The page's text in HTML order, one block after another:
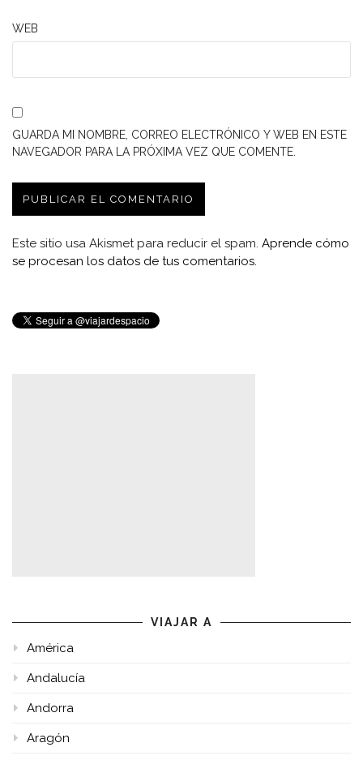
WEB
GUARDA MI NOMBRE, CORREO ELECTRÓNICO Y WEB EN ESTE
NAVEGADOR PARA LA PRÓXIMA VEZ QUE COMENTE.
Este sitio usa Akismet para reducir el spam. Aprende cómo
se procesan los datos de tus comentarios.
VIAJAR A
América
Andalucía
Andorra
Aragón